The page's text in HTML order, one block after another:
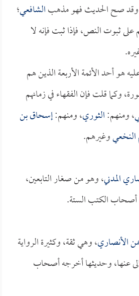
صح الحديث فهو مذهبالشافعي؛
ثبوت النص، فإذا ثبت فإنه لا
هو أحد الأئمة الأربعة الذين هم
وكما قلت فإن الفقهاء في زمانهم
، ومنهم:الثوري، ومنهم:إسحاق بن
النخعيوغيرهم.
المدني، وهو من صغار التابعين،
الكتب الستة.
الأنصاري، وهي ثقة، وكثيرة الرواية
عنها، وحديثها أخرجه أصحاب